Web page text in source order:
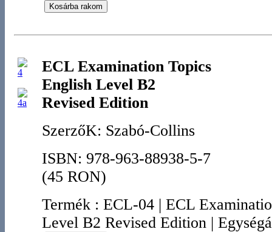
ECL Examination Topics
English Level B2
Revised Edition
SzerzőK: Szabó-Collins
ISBN: 978-963-88938-5-7
(45 RON)
Termék : ECL-04 | ECL
Level B2 Revised Edition |